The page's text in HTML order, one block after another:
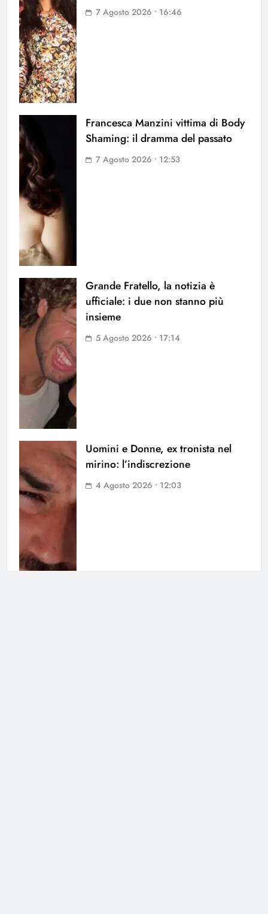
7 Agosto 2026 • 16:46
Francesca Manzini vittima di Body
Shaming: il dramma del passato
7 Agosto 2026 • 12:53
Grande Fratello, la notizia è
ufficiale: i due non stanno più
insieme
5 Agosto 2026 • 17:14
Uomini e Donne, ex tronista nel
mirino: l’indiscrezione
4 Agosto 2026 • 12:03